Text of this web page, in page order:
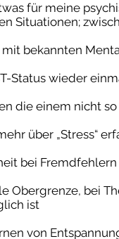
für meine
Situationen;
bekannten
Status wieder
die einem nicht
über „Stress“
bei
Obergrenze, bei
ist
von